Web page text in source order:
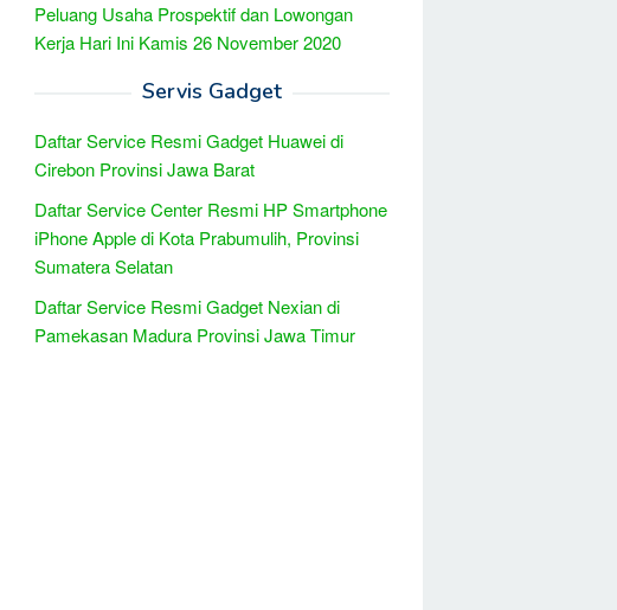
Peluang Usaha Prospektif dan Lowongan
Kerja Hari Ini Kamis 26 November 2020
Servis Gadget
Daftar Service Resmi Gadget Huawei di
Cirebon Provinsi Jawa Barat
Daftar Service Center Resmi HP Smartphone
iPhone Apple di Kota Prabumulih, Provinsi
Sumatera Selatan
Daftar Service Resmi Gadget Nexian di
Pamekasan Madura Provinsi Jawa Timur